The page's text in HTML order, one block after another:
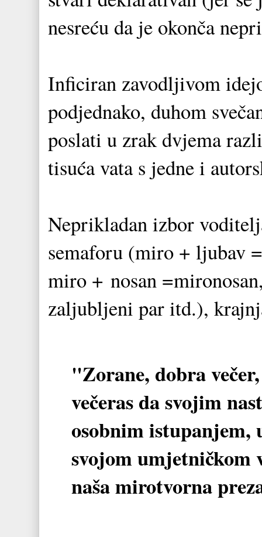
nesreću da je okonča
Inficiran zavodljivom
podjednako, duhom
poslati u zrak dvjema
tisuća vata s jedne i
Neprikladan izbor
semaforu (miro + ljubav
miro + nosan
zaljubljeni par itd.),
"Zorane, dobra
večeras da svojim
osobnim istupanjem,
svojom umjetničkom
naša mirotvorna